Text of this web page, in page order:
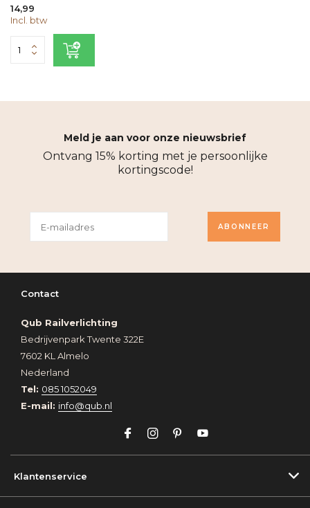
14,99
Incl. btw
Meld je aan voor onze nieuwsbrief
Ontvang 15% korting met je persoonlijke
kortingscode!
ABONNEER
Contact
Qub Railverlichting
Bedrijvenpark Twente 322E
7602 KL Almelo
Nederland
Tel: 085 1052049
E-mail: info@qub.nl
Klantenservice